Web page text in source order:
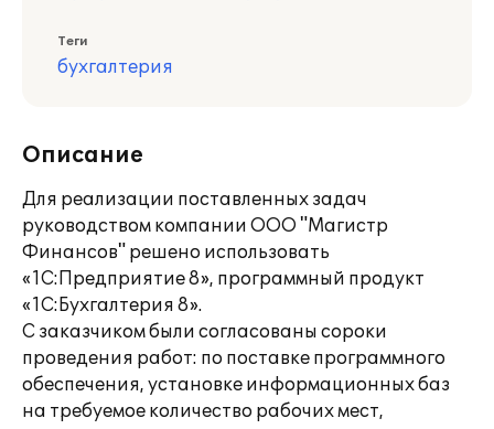
Теги
бухгалтерия
Описание
Для реализации поставленных задач
руководством компании ООО "Магистр
Финансов" решено использовать
«1С:Предприятие 8», программный продукт
«1С:Бухгалтерия 8».
С заказчиком были согласованы сороки
проведения работ: по поставке программного
обеспечения, установке информационных баз
на требуемое количество рабочих мест,